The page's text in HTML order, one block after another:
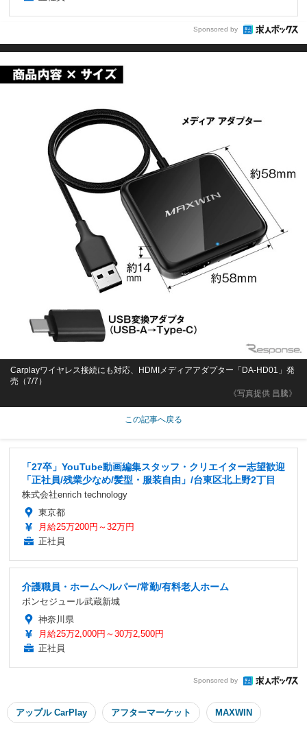
Sponsored by
《写真提供 昌騰》
Carplayワイヤレス接続にも対応、HDMIメディアアダプター「DA-HD01」発
売（7/7）
この記事へ戻る
「27卒」YouTube動画編集スタッフ・クリエイター志望歓迎
「正社員/残業少なめ/髪型・服装自由」/台東区北上野2丁目
株式会社enrich technology
東京都
月給25万200円～32万円
正社員
介護職員・ホームヘルパー/常勤/有料老人ホーム
ボンセジュール武蔵新城
神奈川県
月給25万2,000円～30万2,500円
正社員
Sponsored by
アップル CarPlay アフターマーケット MAXWIN